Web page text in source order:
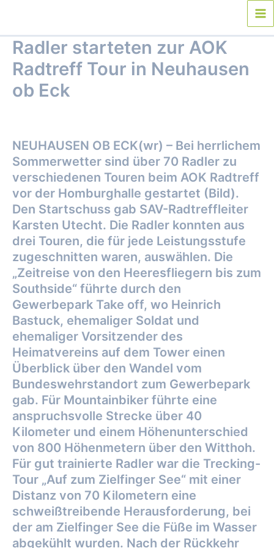
springen
Radler starteten zur AOK
Radtreff Tour in Neuhausen
ob Eck
NEUHAUSEN OB ECK(wr) – Bei herrlichem
Sommerwetter sind über 70 Radler zu
verschiedenen Touren beim AOK Radtreff
vor der Homburghalle gestartet (Bild).
Den Startschuss gab SAV-Radtreffleiter
Karsten Utecht. Die Radler konnten aus
drei Touren, die für jede Leistungsstufe
zugeschnitten waren, auswählen. Die
„Zeitreise von den Heeresfliegern bis zum
Southside“ führte durch den
Gewerbepark Take off, wo Heinrich
Bastuck, ehemaliger Soldat und
ehemaliger Vorsitzender des
Heimatvereins auf dem Tower einen
Überblick über den Wandel vom
Bundeswehrstandort zum Gewerbepark
gab. Für Mountainbiker führte eine
anspruchsvolle Strecke über 40
Kilometer und einem Höhenunterschied
von 800 Höhenmetern über den Witthoh.
Für gut trainierte Radler war die Trecking-
Tour „Auf zum Zielfinger See“ mit einer
Distanz von 70 Kilometern eine
schweißtreibende Herausforderung, bei
der am Zielfinger See die Füße im Wasser
abgekühlt wurden. Nach der Rückkehr